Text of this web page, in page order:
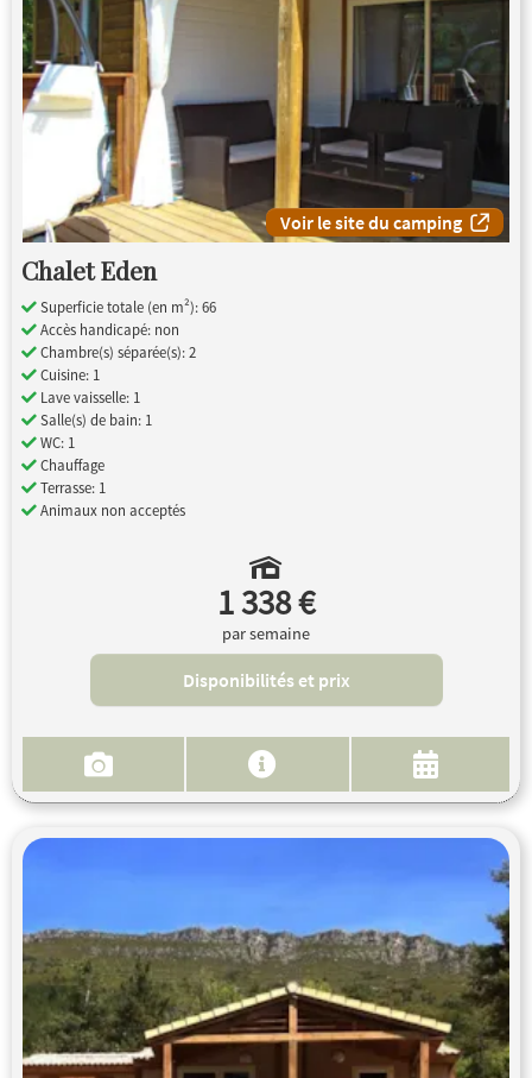
Voir le site du camping
Chalet Eden
Superficie totale (en m²): 66
Accès handicapé: non
Chambre(s) séparée(s): 2
Cuisine: 1
Lave vaisselle: 1
Salle(s) de bain: 1
WC: 1
Chauffage
Terrasse: 1
Animaux non acceptés
1 338 €
par semaine
Disponibilités et prix